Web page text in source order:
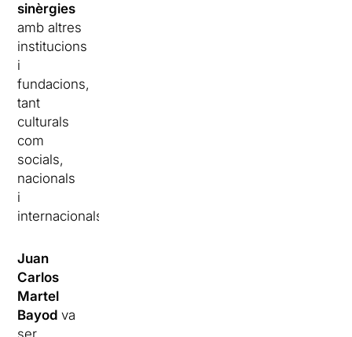
sinèrgies
amb altres
institucions
i
fundacions,
tant
culturals
com
socials,
nacionals
i
internacionals.
Juan
Carlos
Martel
Bayodva
ser